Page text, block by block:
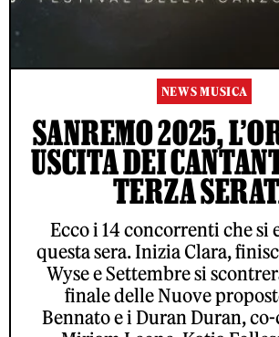
NEWS MUSICA
SANREMO 2025,
USCITA DEI
TERZA
Ecco i 14 concorrenti che si
questa sera. Inizia Clara,
Wyse e Settembre si
finale delle Nuove
Bennato e i Duran Duran,